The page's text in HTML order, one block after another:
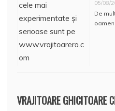
05/08/
De
VRAJITOARE GHICITOARE